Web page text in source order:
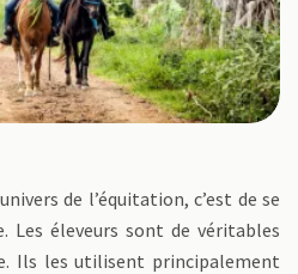
de l’équitation, c’est de se
Les éleveurs sont de véritables
Ils les utilisent principalement